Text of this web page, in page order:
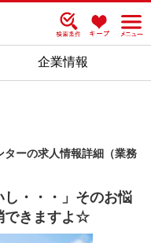
企業情報
ーの求人情報詳細（業務
し・・・」そのお悩
できますよ☆